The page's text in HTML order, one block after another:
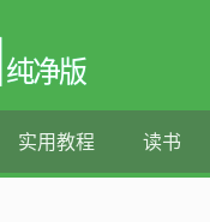
纯净版
实用教程 读书